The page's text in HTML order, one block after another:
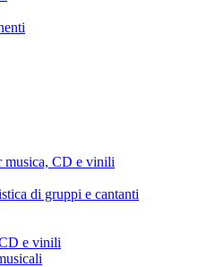
musica, CD e vinili
di gruppi e cantanti
e vinili